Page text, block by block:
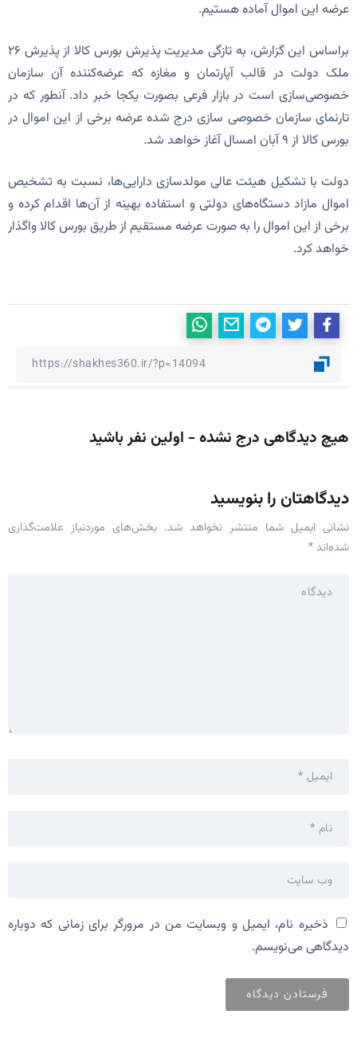
عرضه این اموال آماده هستیم.
براساس این گزارش، به تازگی مدیریت پذیرش بورس کالا از پذیرش ۲۶
ملک دولت در قالب آپارتمان و مغازه که عرضه‌کننده آن سازمان
خصوصی‌سازی است در بازار فرعی بصورت یکجا خبر داد. آنطور که در
تارنمای سازمان خصوصی سازی درج شده عرضه برخی از این اموال در
بورس کالا از ۹ آبان امسال آغاز خواهد شد.
دولت با تشکیل هیئت عالی مولدسازی دارایی‌ها، نسبت به تشخیص
اموال مازاد دستگاه‌های دولتی و استفاده بهینه از آن‌ها اقدام کرده و
برخی از این اموال را به صورت عرضه مستقیم از طریق بورس کالا واگذار
خواهد کرد.
هیچ دیدگاهی درج نشده - اولین نفر باشید
دیدگاهتان را بنویسید
نشانی ایمیل شما منتشر نخواهد شد. بخش‌های موردنیاز علامت‌گذاری
شده‌اند*
ذخیره نام، ایمیل و وبسایت من در مرورگر برای زمانی که دوباره
دیدگاهی می‌نویسم.